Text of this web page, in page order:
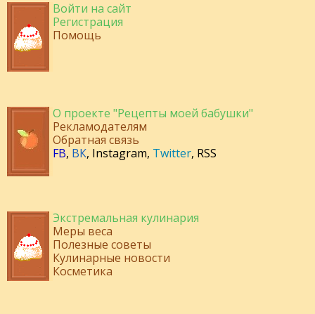
Войти на сайт
Регистрация
Помощь
О проекте "Рецепты моей бабушки"
Рекламодателям
Обратная связь
FB, ВК, Instagram, Twitter, RSS
Экстремальная кулинария
Меры веса
Полезные советы
Кулинарные новости
Косметика